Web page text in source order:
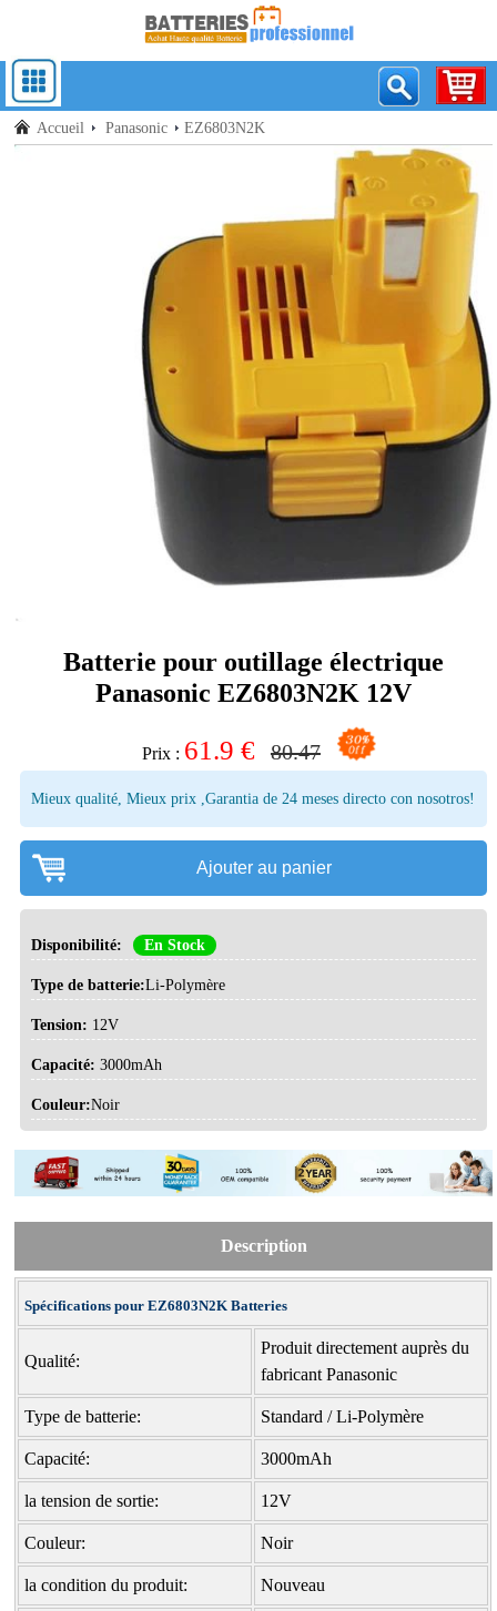
Accueil Panasonic EZ6803N2K
Batterie pour outillage électrique
Panasonic EZ6803N2K 12V
Prix : 61.9 € 80.47
Mieux qualité, Mieux prix ,Garantia de 24 meses directo con nosotros!
Ajouter au panier
Disponibilité: En Stock
Type de batterie:Li-Polymère
Tension: 12V
Capacité: 3000mAh
Couleur:Noir
Description
Spécifications pour EZ6803N2K Batteries
Qualité:
Produit directement auprès du
fabricant Panasonic
Type de batterie: Standard / Li-Polymère
Capacité: 3000mAh
la tension de sortie: 12V
Couleur: Noir
la condition du produit: Nouveau